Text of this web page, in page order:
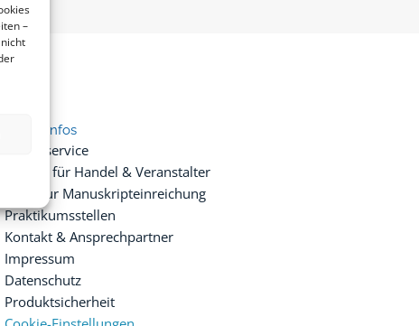
–
& Infos
Presseservice
Service für Handel & Veranstalter
Infos zur Manuskripteinreichung
Praktikumsstellen
Kontakt & Ansprechpartner
Impressum
Datenschutz
Produktsicherheit